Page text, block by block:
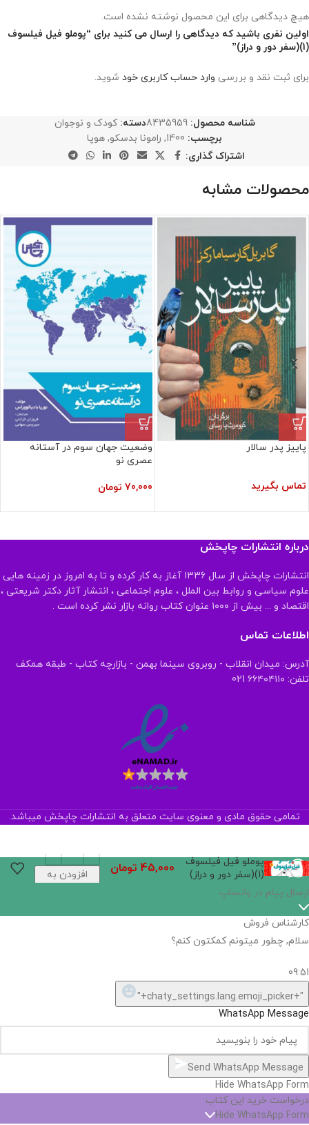
هیچ دیدگاهی برای این محصول نوشته نشده است.
اولین نفری باشید که دیدگاهی را ارسال می کنید برای “پوملو فیل فیلسوف
(1)(سفر دور و دراز)”
برای ثبت نقد و بررسی وارد حساب کاربری خود شوید.
شناسه محصول:8435959دسته: کودک و نوجوان
برچسب: 1400
, رامونا بدسکو, هوپا
اشتراک گذاری:
محصولات مشابه
پاییز پدر سالار
تماس بگیرید
وضعیت جهان سوم در آستانه
عصری نو
70,000 تومان
درباره انتشارات چاپخش
انتشارات چاپخش از سال ۱۳۳۶ آغاز به کار کرده و تا به امروز در زمینه هایی
علوم سیاسی و روابط بین الملل ، علوم اجتماعی ، انتشار آثار دکتر شریعتی ،
اقتصاد و ... بیش از ۱۰۰۰ عنوان کتاب روانه بازار نشر کرده است .
اطلاعات تماس
آدرس: میدان انقلاب - روبروی سینما بهمن - بازارچه کتاب - طبقه همکف
تلفن: ۶۶۴۰۴۱۱۰ 021
تمامی حقوق مادی و معنوی سایت متعلق به انتشارات چاپخش میباشد.
پوملو فیل فیلسوف
(1)(سفر دور و دراز)
45,000 تومان
افزودن به
اگر
نیست,
شاید
بتونیم
تهیه
Hide
chaty
ارسال پیام در واتساپ